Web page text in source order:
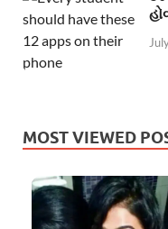
MOST VIEWED